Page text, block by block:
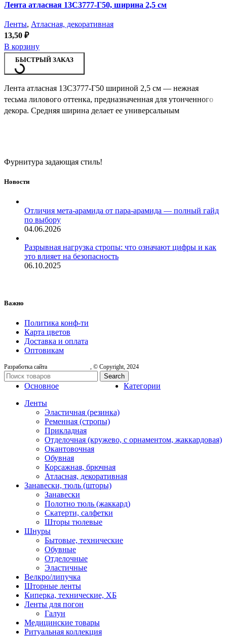
Лента атласная 13С3777-Г50, ширина 2,5 см
Ленты, Атласная, декоративная
13,50 ₽
В корзину
БЫСТРЫЙ ЗАКАЗ
Лента атласная 13С3777-Г50 шириной 2,5 см — нежная
тесьма лилового оттенка, предназначенная для утонченного
декора. Средняя ширина делает ее универсальным
Фурнитура задающая стиль!
Новости
Отличия мета-арамида от пара-арамида — полный гайд
по выбору
04.06.2026
Разрывная нагрузка стропы: что означают цифры и как
это влияет на безопасность
06.10.2025
Важно
Политика конф-ти
Карта цветов
Доставка и оплата
Оптовикам
Разработка сайта , © Copyright, 2024
Search
Основное
Категории
Ленты
Эластичная (резинка)
Ременная (стропы)
Прикладная
Отделочная (кружево, с орнаментом, жаккардовая)
Окантовочная
Обувная
Корсажная, брючная
Атласная, декоративная
Занавески, тюль (шторы)
Занавески
Полотно тюль (жаккард)
Скатерти, салфетки
Шторы тюлевые
Шнуры
Бытовые, технические
Обувные
Отделочные
Эластичные
Велкро/липучка
Шторные ленты
Киперка, технические, ХБ
Ленты для погон
Галун
Медицинские товары
Ритуальная коллекция